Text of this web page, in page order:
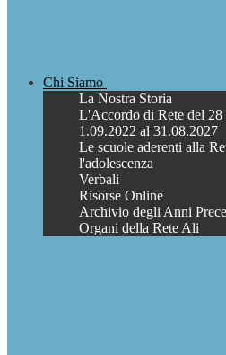
Chi Siamo
La Nostra Storia
L'Accordo di Rete del
1.09.2022 al 31.08.2027
Le scuole aderenti alla
l'adolescenza
Verbali
Risorse Online
Archivio degli Anni
Organi della Rete Ali